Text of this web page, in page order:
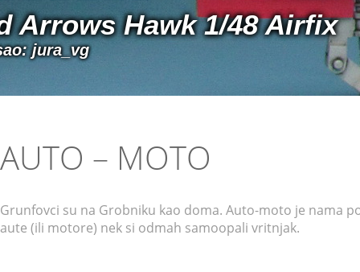
Arrows Hawk 1/48 Airfix
jura_vg
AUTO – MOTO
Grunfovci su na Grobniku kao doma. Auto-moto je nama
aute (ili motore) nek si odmah samoopali vritnjak.